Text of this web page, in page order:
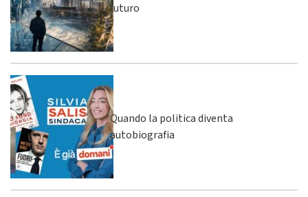
futuro
Quando la politica diventa
autobiografia